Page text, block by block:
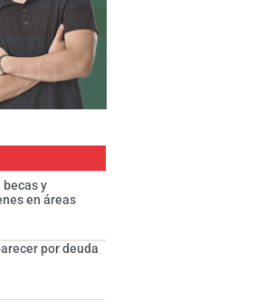
becas y
en áreas
por deuda